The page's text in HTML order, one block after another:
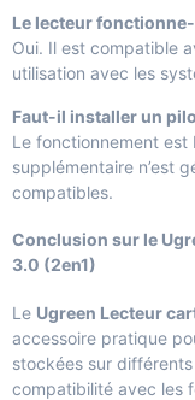
Le lecteur
Oui. Il est compatible
utilisation avec les
Faut-il installer un
Le fonctionnement est
supplémentaire n’est
compatibles.
Conclusion sur le
3.0 (2en1)
Le Ugreen Lecteur
accessoire pratique
stockées sur
compatibilité avec les